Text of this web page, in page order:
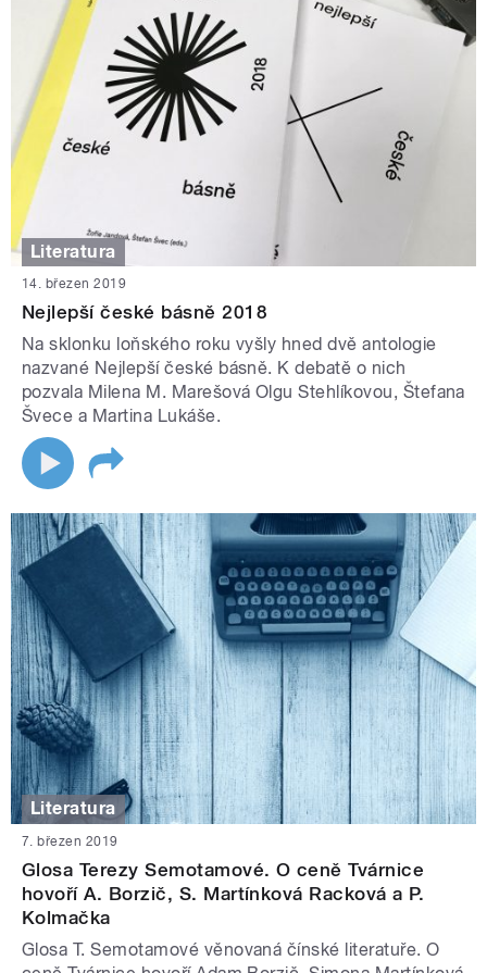
Literatura
14. březen 2019
Nejlepší české básně 2018
Na sklonku loňského roku vyšly hned dvě antologie
nazvané Nejlepší české básně. K debatě o nich
pozvala Milena M. Marešová Olgu Stehlíkovou, Štefana
Švece a Martina Lukáše.
Literatura
7. březen 2019
Glosa Terezy Semotamové. O ceně Tvárnice
hovoří A. Borzič, S. Martínková Racková a P.
Kolmačka
Glosa T. Semotamové věnovaná čínské literatuře. O